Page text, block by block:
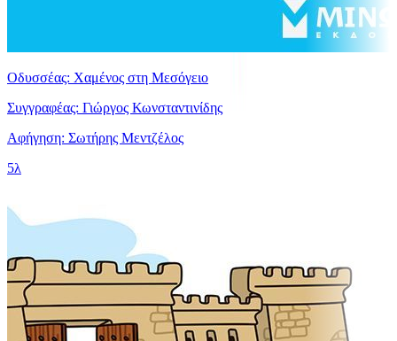
Οδυσσέας: Χαμένος στη Μεσόγειο
Συγγραφέας: Γιώργος Κωνσταντινίδης
Αφήγηση: Σωτήρης Μεντζέλος
5λ